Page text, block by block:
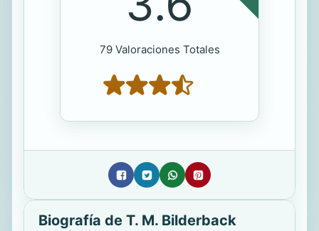
79 Valoraciones Totales
Biografía de T. M. Bilderback